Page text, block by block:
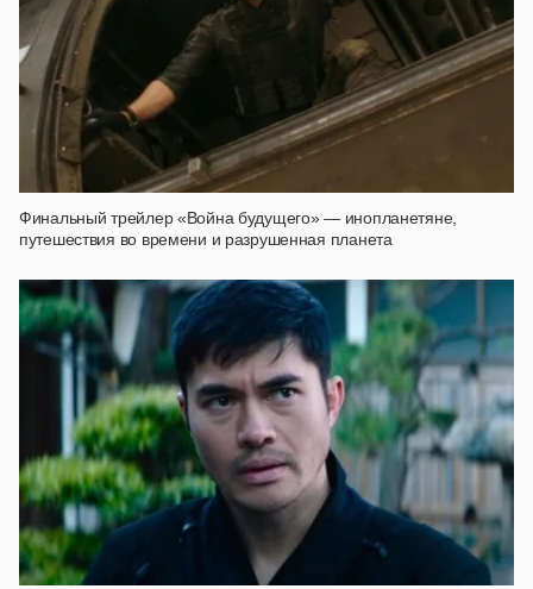
Финальный трейлер «Война будущего» — инопланетяне,
путешествия во времени и разрушенная планета